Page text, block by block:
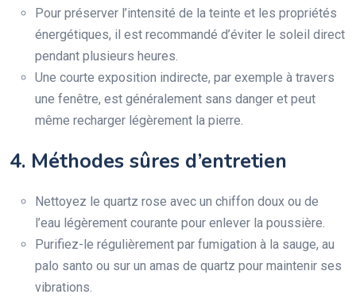
Pour préserver l’intensité de la teinte et les propriétés
énergétiques, il est recommandé d’éviter le soleil direct
pendant plusieurs heures.
Une courte exposition indirecte, par exemple à travers
une fenêtre, est généralement sans danger et peut
même recharger légèrement la pierre.
4. Méthodes sûres d’entretien
Nettoyez le quartz rose avec un chiffon doux ou de
l’eau légèrement courante pour enlever la poussière.
Purifiez-le régulièrement par fumigation à la sauge, au
palo santo ou sur un amas de quartz pour maintenir ses
vibrations.